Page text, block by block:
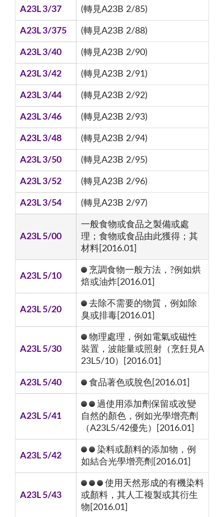
A23L 3/37 (轉見A23B 2/85)
A23L 3/375 (轉見A23B 2/88)
A23L 3/40 (轉見A23B 2/90)
A23L 3/42 (轉見A23B 2/91)
A23L 3/44 (轉見A23B 2/92)
A23L 3/46 (轉見A23B 2/93)
A23L 3/48 (轉見A23B 2/94)
A23L 3/50 (轉見A23B 2/95)
A23L 3/52 (轉見A23B 2/96)
A23L 3/54 (轉見A23B 2/97)
A23L 5/00
一般食物或食品之製備或處
理；食物或食品由此獲得；其
材料[2016.01]
A23L 5/10
烹調食物一般方法，?例如烘
焙或油炸[2016.01]
A23L 5/20
去除不需要的物質，例如除
臭或排毒[2016.01]
A23L 5/30
物理處理，例如電氣或磁性
裝置，波能量或照射（烹飪見A
23L5/10）[2016.01]
A23L 5/40 食品著色或脫色[2016.01]
A23L 5/41
過使用添加劑保留或改變
自然的顏色，例如光學增亮劑
（A23L5/42優先）[2016.01]
A23L 5/42
染料或顏料的添加物，例
如結合光學增亮劑[2016.01]
A23L 5/43
使用天然形成的有機染料
或顏料，其人工複製或其衍生
物[2016.01]